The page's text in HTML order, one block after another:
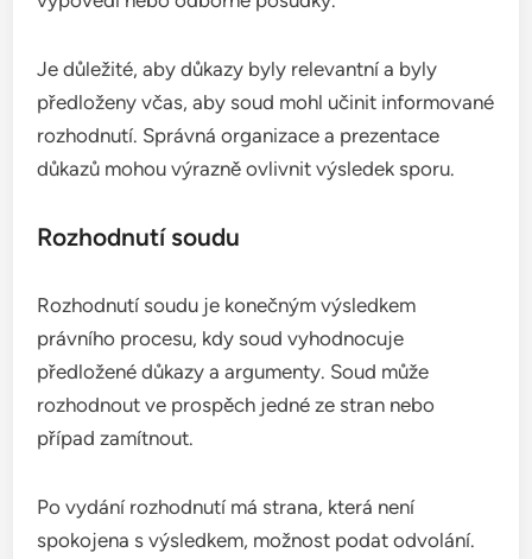
Je důležité, aby důkazy byly relevantní a byly
předloženy včas, aby soud mohl učinit informované
rozhodnutí. Správná organizace a prezentace
důkazů mohou výrazně ovlivnit výsledek sporu.
Rozhodnutí soudu
Rozhodnutí soudu je konečným výsledkem
právního procesu, kdy soud vyhodnocuje
předložené důkazy a argumenty. Soud může
rozhodnout ve prospěch jedné ze stran nebo
případ zamítnout.
Po vydání rozhodnutí má strana, která není
spokojena s výsledkem, možnost podat odvolání.